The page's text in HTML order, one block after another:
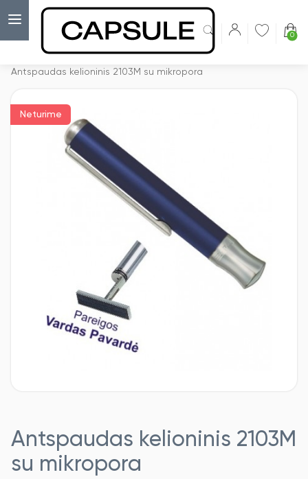
0
Antspaudas kelioninis 2103M su mikropora
Neturime
Antspaudas kelioninis 2103M
su mikropora